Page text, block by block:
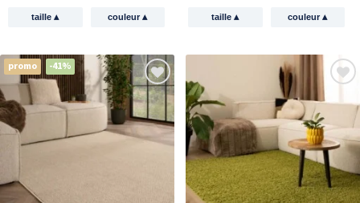
taille▴ couleur▴ taille▴ couleur▴
promo -41%